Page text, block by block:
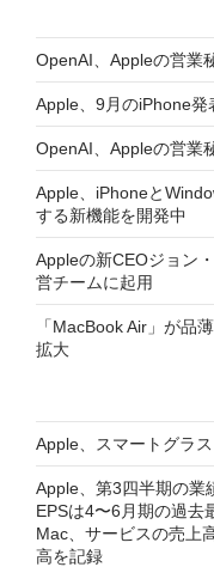
OpenAI、Appleの営業
Apple、9月のiPhone
OpenAI、Appleの営業
Apple、iPhoneと
する新機能を開発中
Appleの新CEOジョン
営チームに起用
「MacBook Air」が
拡大
Apple、スマートグラ
Apple、第3四半期の
EPSは4〜6月期の過去
Mac、サービスの売上
高を記録